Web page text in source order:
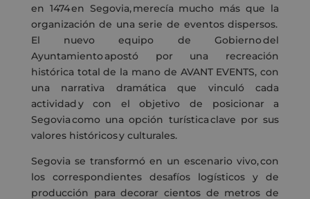
en 1474 en Segovia, merecía mucho más que la
organización de una serie de eventos dispersos.
El nuevo equipo de Gobierno del
Ayuntamiento apostó por una recreación
histórica total de la mano de AVANT EVENTS, con
una narrativa dramática que vinculó cada
actividad y con el objetivo de posicionar a
Segovia como una opción turística clave por sus
valores históricos y culturales.
Segovia se transformó en un escenario vivo, con
los correspondientes desafíos logísticos y de
producción para decorar cientos de metros de